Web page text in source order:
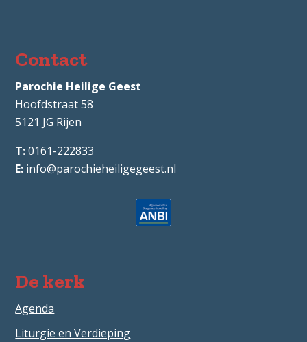
Contact
Parochie Heilige Geest
Hoofdstraat 58
5121 JG Rijen
0161-222833
info@parochieheiligegeest.nl
De kerk
Agenda
Liturgie en Verdieping